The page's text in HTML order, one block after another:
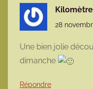
28
Une bien jolie
dimanche
Répondre